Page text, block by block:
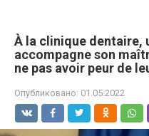
À la clinique dentaire,
accompagne son
ne pas avoir peur de
Опубликовано: 01.05.2022